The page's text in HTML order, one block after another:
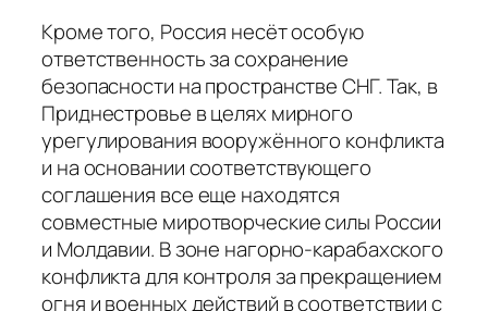
Кроме того, Россия несёт особую
ответственность за сохранение
безопасности на пространстве СНГ. Так, в
Приднестровье в целях мирного
урегулирования вооружённого конфликта
и на основании соответствующего
соглашения все еще находятся
совместные миротворческие силы России
и Молдавии. В зоне нагорно-карабахского
конфликта для контроля за прекращением
огня и военных действий в соответствии с